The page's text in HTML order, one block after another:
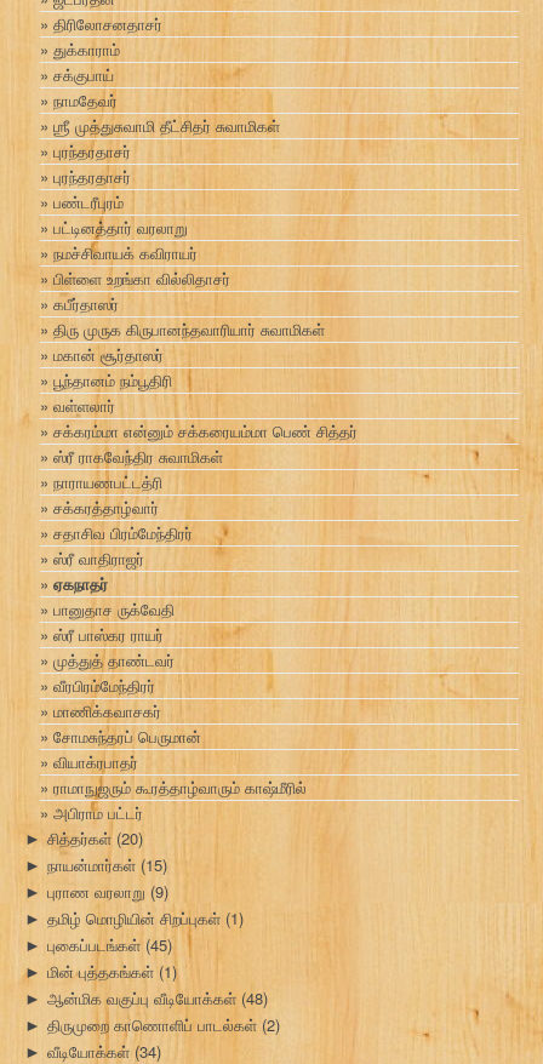
திரிலோசனதாசர்
துக்காராம்
சக்குபாய்
நாமதேவர்
ஶ்ரீ முத்துசுவாமி தீட்சிதர் சுவாமிகள்
புரந்தரதாசர்
புரந்தரதாசர்
பண்டரீபுரம்
பட்டினத்தார் வரலாறு
நமச்சிவாயக் கவிராயர்
பிள்ளை உறங்கா வில்லிதாசர்
கபீர்தாஸர்
திரு முருக கிருபானந்தவாரியார் சுவாமிகள்
மகான் சூர்தாஸர்
பூந்தானம் நம்பூதிரி
வள்ளலார்
சக்கரம்மா என்னும் சக்கரையம்மா பெண் சித்தர்
ஸ்ரீ ராகவேந்திர சுவாமிகள்
நாராயணபட்டத்ரி
சக்கரத்தாழ்வார்
சதாசிவ பிரம்மேந்திரர்
ஸ்ரீ வாதிராஜர்
ஏகநாதர்
பானுதாச ருக்வேதி
ஸ்ரீ பாஸ்கர ராயர்
முத்துத் தாண்டவர்
வீரபிரம்மேந்திரர்
மாணிக்கவாசகர்
சோமசுந்தரப் பெருமான்
வியாக்ரபாதர்
ராமாநுஜரும் கூரத்தாழ்வாரும் காஷ்மீரில்
அபிராம பட்டர்
► சித்தர்கள் (20)
► நாயன்மார்கள் (15)
► புராண வரலாறு (9)
► தமிழ் மொழியின் சிறப்புகள் (1)
► புகைப்படங்கள் (45)
► மின் புத்தகங்கள் (1)
► ஆன்மிக வகுப்பு வீடியோக்கள் (48)
► திருமுறை காணொளிப் பாடல்கள் (2)
► வீடியோக்கள் (34)